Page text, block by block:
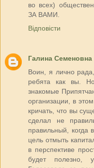
во всех)
ЗА ВАМИ.
Відповісти
Галина Семеновна
Воин, я лично
ребята как вы.
знакомые
организации, в
кричать, что вы
сделал не
правильный, когда
цель отмыть
в перспективе
будет полезно,